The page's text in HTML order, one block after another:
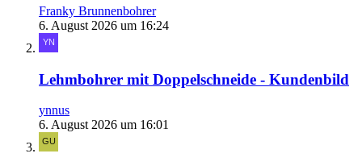
Franky Brunnenbohrer
6. August 2026 um 16:24
Lehmbohrer mit Doppelschneide - Kundenbild
ynnus
6. August 2026 um 16:01